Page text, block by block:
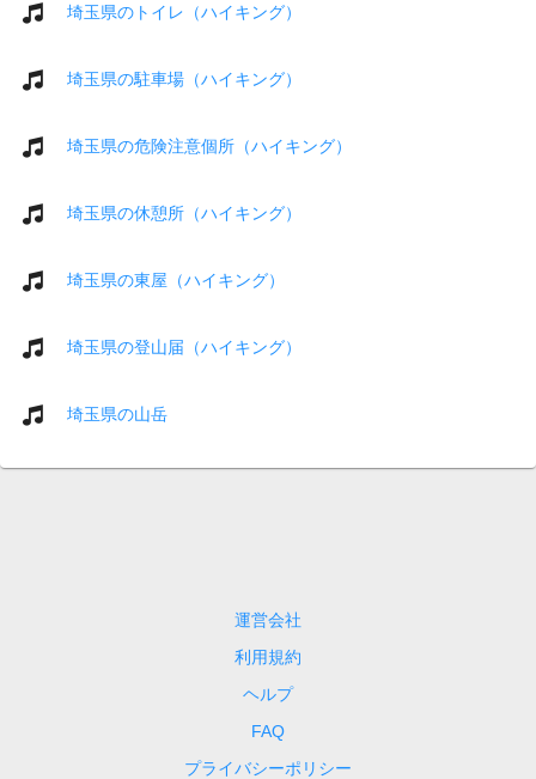
埼玉県のトイレ（ハイキング）
埼玉県の駐車場（ハイキング）
埼玉県の危険注意個所（ハイキング）
埼玉県の休憩所（ハイキング）
埼玉県の東屋（ハイキング）
埼玉県の登山届（ハイキング）
埼玉県の山岳
運営会社
利用規約
ヘルプ
FAQ
プライバシーポリシー